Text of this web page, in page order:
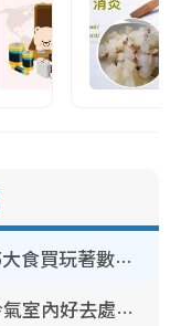
【8月生日優惠2026】全港85大食買玩著數攻略 自助餐/火鍋放題同行免費＋誠品/DONKI送現金券
香港室內好去處｜逾35大歎冷氣室內好去處推介 室內活動免費避雨無懼落雨